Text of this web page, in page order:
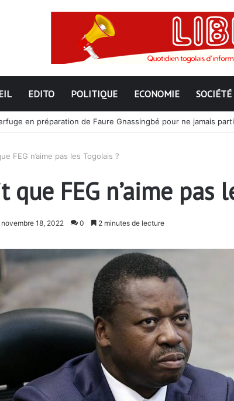
EDITO POLITIQUE ECONOMIE SOCIÉTÉ
en préparation de Faure Gnassingbé pour ne jamais
FEG n’aime pas les Togolais ?
que FEG n’aime pas
novembre 18, 2022 0 2 minutes de lecture